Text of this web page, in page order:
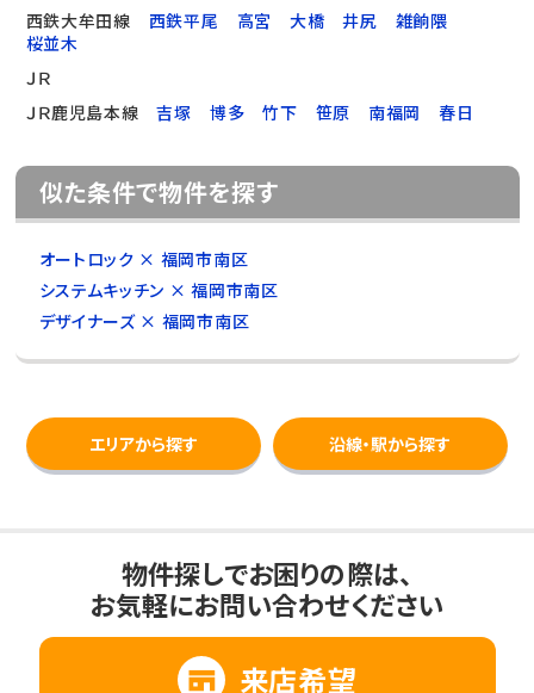
西鉄大牟田線
西鉄平尾 高宮 大橋 井尻
雑餉隈
桜並木
ＪＲ
ＪＲ鹿児島本線
吉塚 博多 竹下 笹原 南福岡 春日
似た条件で物件を探す
オートロック × 福岡市南区
システムキッチン × 福岡市南区
デザイナーズ × 福岡市南区
エリアから探す 沿線・駅から探す
物件探しでお困りの際は、
お気軽にお問い合わせください
来店希望